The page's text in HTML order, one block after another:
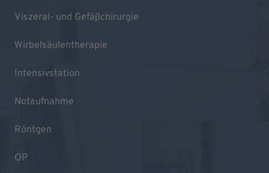
Viszeral- und Gefäßchirurgie
Wirbelsäulentherapie
Intensivstation
Notaufnahme
Röntgen
OP